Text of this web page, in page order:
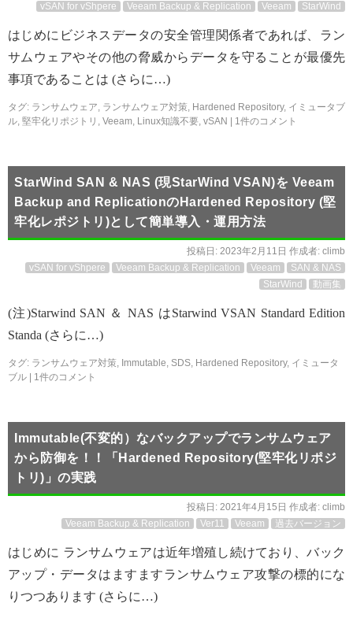
vSAN for vShpere
Veeam Backup & Replication Veeam StarWind
はじめにビジネスデータの安全管理関係者であれば、ラン
サムウェアやその他の脅威からデータを守ることが最優先
事項であることは (さらに…)
タグ: ランサムウェア, ランサムウェア対策, Hardened Repository, イミュータブ
ル, 堅牢化リポジトリ , Veeam, Linux知識不要, vSAN 1件のコメント
StarWind SAN & NAS (現StarWind VSAN)を Veeam
Backup and ReplicationのHardened Repository (堅
牢化レポジトリ)として簡単導入・運用方法
投稿日: 2023年2月11日 作成者: climb
vSAN for vShpere
Veeam Backup & Replication Veeam
SAN & NAS
StarWind
動画集
(注)Starwind SAN ＆ NAS はStarwind VSAN Standard Edition
Standa (さらに…)
タグ: ランサムウェア対策, Immutable, SDS, Hardened Repository, イミュータ
ブル
1件のコメント
Immutable(不変的）なバックアップでランサムウェア
から防御を！！「Hardened Repository(堅牢化リポジ
トリ)」の実践
投稿日: 2021年4月15日 作成者: climb
Veeam Backup & Replication
Ver11 Veeam 過去バージョン
はじめに ランサムウェアは近年増殖し続けており、バック
アップ・データはますますランサムウェア攻撃の標的にな
りつつあります (さらに…)